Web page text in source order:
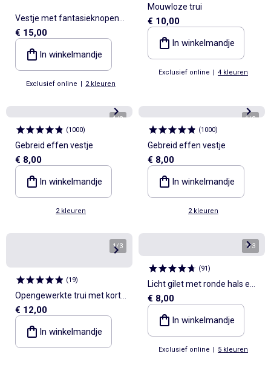
Vestje met fantasieknopen
en Claudinekraag
€ 15,00
In winkelmandje
Exclusief online | 2 kleuren
Mouwloze trui
€ 10,00
In winkelmandje
Exclusief online | 4 kleuren
1/3
(1000)
Gebreid effen vestje
€ 8,00
In winkelmandje
2 kleuren
1/3
(1000)
Gebreid effen vestje
€ 8,00
In winkelmandje
2 kleuren
1/3
(19)
Opengewerkte trui met korte
mouwen en claudinekraag
€ 12,00
In winkelmandje
1/3
(91)
Licht gilet met ronde hals en
luipaardprint
€ 8,00
In winkelmandje
Exclusief online | 5 kleuren